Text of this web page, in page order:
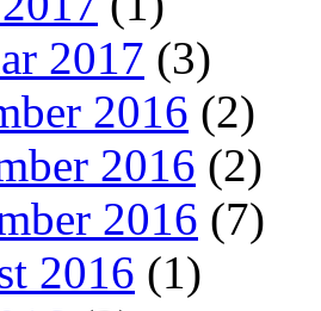
2017 (3)
2016 (2)
2016 (2)
2016 (7)
2016 (1)